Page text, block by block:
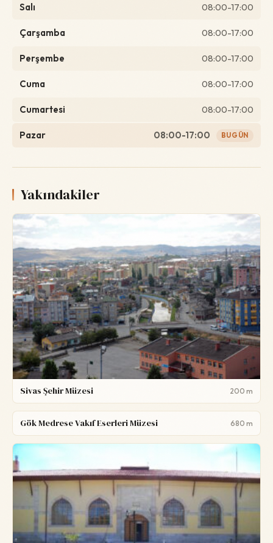
Salı 08:00-17:00
Çarşamba 08:00-17:00
Perşembe 08:00-17:00
Cuma 08:00-17:00
Cumartesi 08:00-17:00
Pazar 08:00-17:00 BUGÜN
Yakındakiler
Sivas Şehir Müzesi 200 m
Gök Medrese Vakıf Eserleri Müzesi 680 m